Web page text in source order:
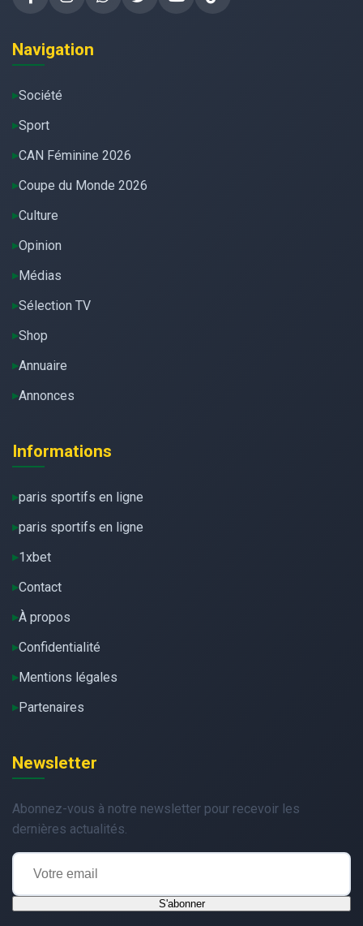
Navigation
Société
Sport
CAN Féminine 2026
Coupe du Monde 2026
Culture
Opinion
Médias
Sélection TV
Shop
Annuaire
Annonces
Informations
paris sportifs en ligne
paris sportifs en ligne
1xbet
Contact
À propos
Confidentialité
Mentions légales
Partenaires
Newsletter
Abonnez-vous à notre newsletter pour recevoir les
dernières actualités.
S'abonner